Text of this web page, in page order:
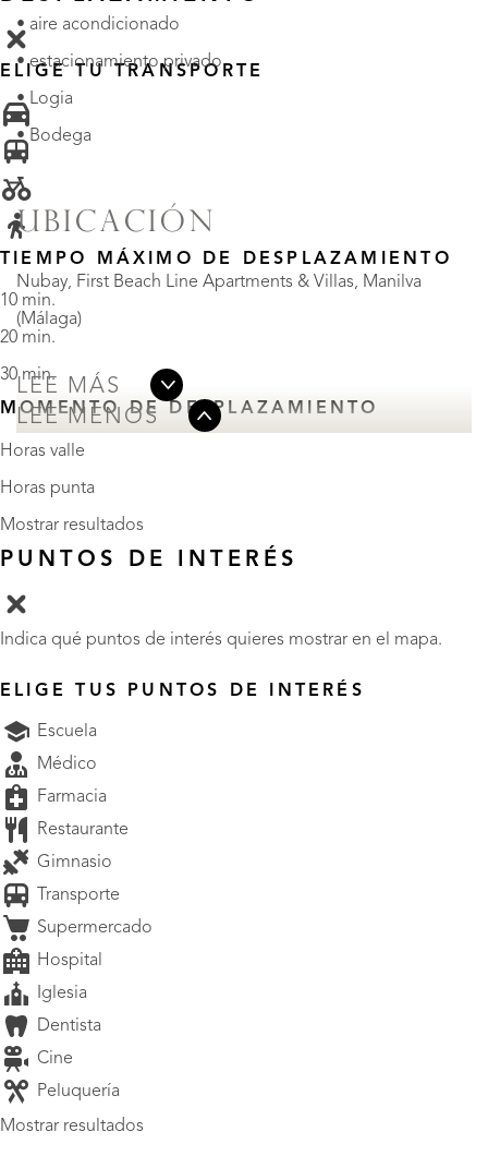
• aire acondicionado
• estacionamiento privado
• Logia
• Bodega
UBICACIÓN
Nubay, First Beach Line Apartments & Villas, Manilva
(Málaga)
LEE MÁS
LEE MENOS
ELIGE TU TRANSPORTE
TIEMPO MÁXIMO DE DESPLAZAMIENTO
10 min.
20 min.
30 min.
MOMENTO DE DESPLAZAMIENTO
Horas valle
Horas punta
Mostrar resultados
PUNTOS DE INTERÉS
Indica qué puntos de interés quieres mostrar en el mapa.
ELIGE TUS PUNTOS DE INTERÉS
Escuela
Médico
Farmacia
Restaurante
Gimnasio
Transporte
Supermercado
Hospital
Iglesia
Dentista
Cine
Peluquería
Mostrar resultados